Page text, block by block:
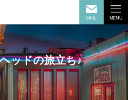
MAIL MENU
ッドの旅立ち♪